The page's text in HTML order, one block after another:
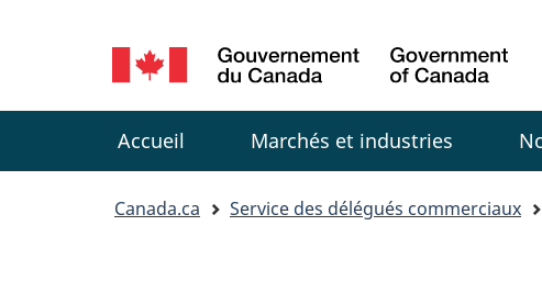
Sélection
de
la
langue
Menu
Accueil Marchés et industries
You
Canada.ca Service des délégués commerciaux